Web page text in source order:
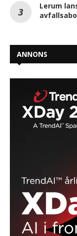
Lerum
ANNONS